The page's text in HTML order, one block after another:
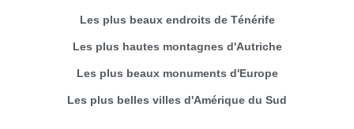
Les plus beaux endroits de Ténérife
Les plus hautes montagnes d'Autriche
Les plus beaux monuments d'Europe
Les plus belles villes d'Amérique du Sud